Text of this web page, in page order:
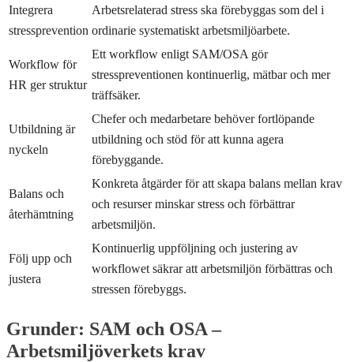
Integrera
stressprevention
Arbetsrelaterad stress ska förebyggas som del i
ordinarie systematiskt arbetsmiljöarbete.
Workflow för
HR ger struktur
Ett workflow enligt SAM/OSA gör
stresspreventionen kontinuerlig, mätbar och mer
träffsäker.
Utbildning är
nyckeln
Chefer och medarbetare behöver fortlöpande
utbildning och stöd för att kunna agera
förebyggande.
Balans och
återhämtning
Konkreta åtgärder för att skapa balans mellan krav
och resurser minskar stress och förbättrar
arbetsmiljön.
Följ upp och
justera
Kontinuerlig uppföljning och justering av
workflowet säkrar att arbetsmiljön förbättras och
stressen förebyggs.
Grunder: SAM och OSA –
Arbetsmiljöverkets krav